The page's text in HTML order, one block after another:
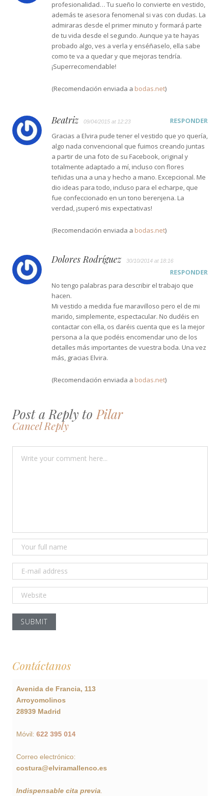
profesionalidad… Tu sueño lo convierte en vestido,
además te asesora fenomenal si vas con dudas. La
admiraras desde el primer minuto y formará parte
de tu vida desde el segundo. Aunque ya te hayas
probado algo, ves a verla y enséñaselo, ella sabe
como te va a quedar y que mejoras tendría.
¡Superrecomendable!
(Recomendación enviada a bodas.net)
Beatriz 09/04/2015 at 12:23
RESPONDER
Gracias a Elvira pude tener el vestido que yo quería,
algo nada convencional que fuimos creando juntas
a partir de una foto de su Facebook, original y
totalmente adaptado a mí, incluso con flores
teñidas una a una y hecho a mano. Excepcional. Me
dio ideas para todo, incluso para el echarpe, que
fue confeccionado en un tono berenjena. La
verdad, ¡superó mis expectativas!
(Recomendación enviada a bodas.net)
Dolores Rodríguez 30/10/2014 at 18:16
RESPONDER
No tengo palabras para describir el trabajo que
hacen.
Mi vestido a medida fue maravilloso pero el de mi
marido, simplemente, espectacular. No dudéis en
contactar con ella, os daréis cuenta que es la mejor
persona a la que podéis encomendar uno de los
detalles más importantes de vuestra boda. Una vez
más, gracias Elvira.
(Recomendación enviada a bodas.net)
Post a Reply to Pilar
Cancel Reply
Contáctanos
Avenida de Francia, 113
Arroyomolinos
28939 Madrid
Móvil: 622 395 014
Correo electrónico:
costura@elviramallenco.es
Indispensable cita previa